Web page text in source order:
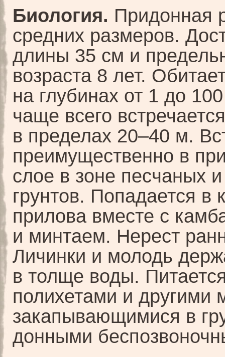
Биология. Придонная
средних размеров.
длины 35 см и
возраста 8 лет.
на глубинах от 1 до
чаще всего встречается
в пределах 20–40 м.
преимущественно в
слое в зоне песчаных
грунтов. Попадается в
прилова вместе с
и минтаем. Нерест
Личинки и молодь
в толще воды.
полихетами и другими
закапывающимися в
донными